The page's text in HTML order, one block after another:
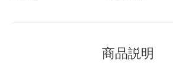
商品説明